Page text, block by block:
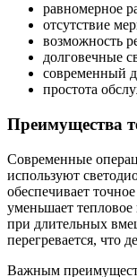
равномерное
отсутствие
возможность
долговечные
современный
простота
Преимущества
Современные
используют
обеспечивает
уменьшает
при длительных
перегревается, что
Важным